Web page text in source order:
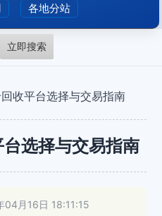
各地分站
立即搜索
收平台选择与交易指南
选择与交易指南
04月16日 18:11:15